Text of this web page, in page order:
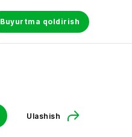
Buyurtma qoldirish
Ulashish